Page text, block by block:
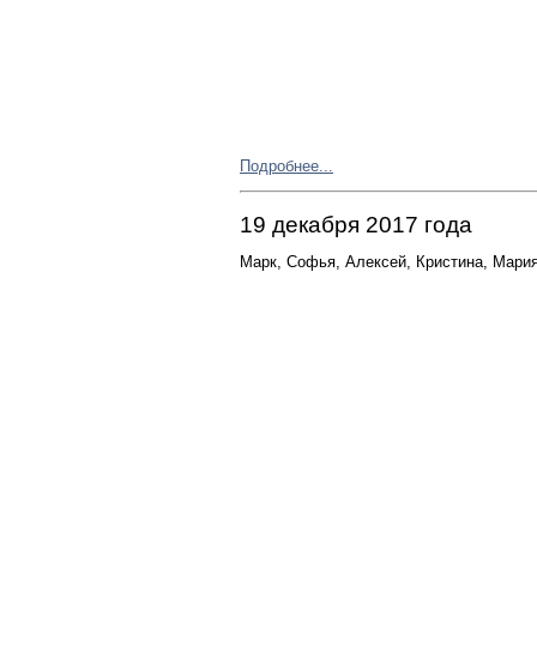
Подробнее...
19 декабря 2017 года
Марк, Софья, Алексей, Кристина,